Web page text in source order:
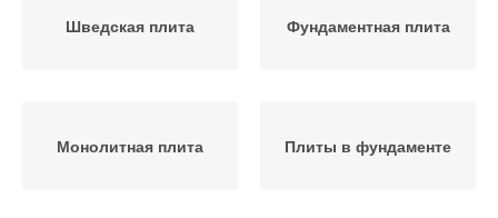
Шведская плита Фундаментная плита
Монолитная плита Плиты в фундаменте